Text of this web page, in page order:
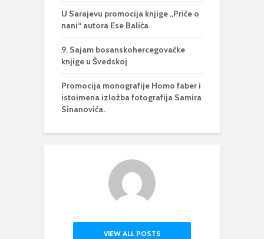
U Sarajevu promocija knjige „Priče o
nani“ autora Ese Balića
9. Sajam bosanskohercegovačke
knjige u Švedskoj
Promocija monografije Homo faber i
istoimena izložba fotografija Samira
Sinanovića.
VIEW ALL POSTS